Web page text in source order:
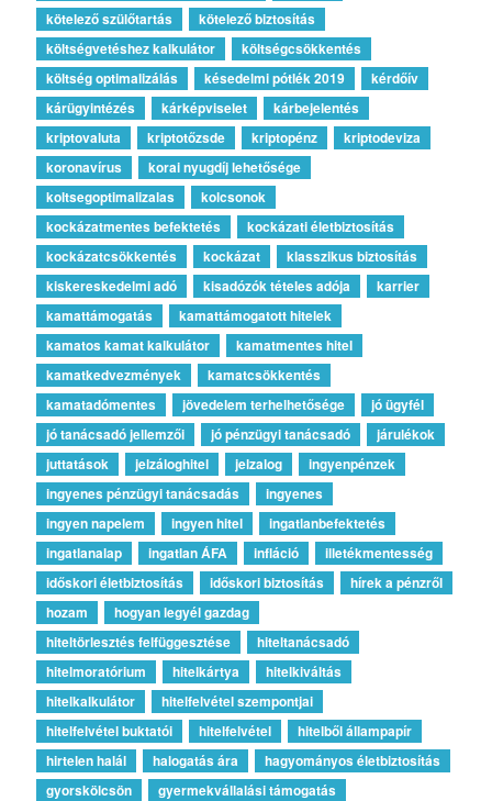
kötelező szülőtartás
kötelező biztosítás
költségvetéshez kalkulátor
költségcsökkentés
költség optimalizálás
késedelmi pótlék 2019
kérdőív
kárügyintézés
kárképviselet
kárbejelentés
kriptovaluta
kriptotőzsde kriptopénz
kriptodeviza
koronavírus
korai nyugdíj lehetősége
koltsegoptimalizalas
kolcsonok
kockázatmentes befektetés
kockázati életbiztosítás
kockázatcsökkentés
kockázat
klasszikus biztosítás
kiskereskedelmi adó
kisadózók tételes adója
karrier
kamattámogatás
kamattámogatott hitelek
kamatos kamat kalkulátor
kamatmentes hitel
kamatkedvezmények
kamatcsökkentés
kamatadómentes
jövedelem terhelhetősége
jó ügyfél
jó tanácsadó jellemzői
jó pénzügyi tanácsadó
járulékok
juttatások
jelzáloghitel jelzalog
ingyenpénzek
ingyenes pénzügyi tanácsadás
ingyenes
ingyen napelem
ingyen hitel
ingatlanbefektetés
ingatlanalap
ingatlan ÁFA infláció
illetékmentesség
időskori életbiztosítás
időskori biztosítás
hírek a pénzről
hozam
hogyan legyél gazdag
hiteltörlesztés felfüggesztése
hiteltanácsadó
hitelmoratórium
hitelkártya
hitelkiváltás
hitelkalkulátor
hitelfelvétel szempontjai
hitelfelvétel buktatói
hitelfelvétel
hitelből állampapír
hirtelen halál
halogatás ára
hagyományos életbiztosítás
gyorskölcsön
gyermekvállalási támogatás